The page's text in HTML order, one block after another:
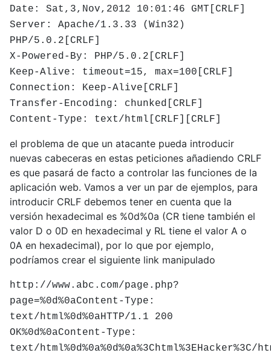
Date: Sat,3,Nov,2012 10:01:46 GMT[CRLF]
Server: Apache/1.3.33 (Win32)
PHP/5.0.2[CRLF]
X-Powered-By: PHP/5.0.2[CRLF]
Keep-Alive: timeout=15, max=100[CRLF]
Connection: Keep-Alive[CRLF]
Transfer-Encoding: chunked[CRLF]
Content-Type: text/html[CRLF][CRLF]
el problema de que un atacante pueda introducir
nuevas cabeceras en estas peticiones añadiendo CRLF
es que pasará de facto a controlar las funciones de la
aplicación web. Vamos a ver un par de ejemplos, para
introducir CRLF debemos tener en cuenta que la
versión hexadecimal es %0d%0a (CR tiene también el
valor D o 0D en hexadecimal y RL tiene el valor A o
0A en hexadecimal), por lo que por ejemplo,
podríamos crear el siguiente link manipulado
http://www.abc.com/page.php?
page=%0d%0aContent-Type:
text/html%0d%0aHTTP/1.1 200
OK%0d%0aContent-Type:
text/html%0d%0a%0d%0a%3Chtml%3EHacker%3C/